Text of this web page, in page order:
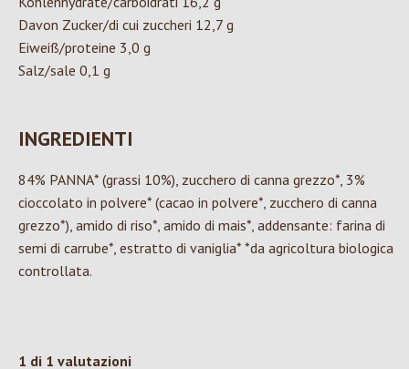
Davon Zucker/di cui zuccheri 12,7 g
Eiweiß/proteine 3,0 g
Salz/sale 0,1 g
INGREDIENTI
84% PANNA* (grassi 10%), zucchero di canna grezzo*, 3%
cioccolato in polvere* (cacao in polvere*, zucchero di canna
grezzo*), amido di riso*, amido di mais*, addensante: farina di
semi di carrube*, estratto di vaniglia* *da agricoltura biologica
controllata.
1 di 1 valutazioni